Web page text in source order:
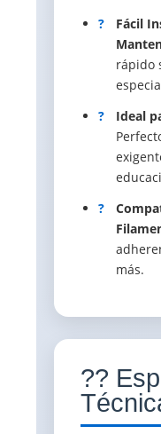
?
Fácil
rápido
?
Ideal
?
más.
??